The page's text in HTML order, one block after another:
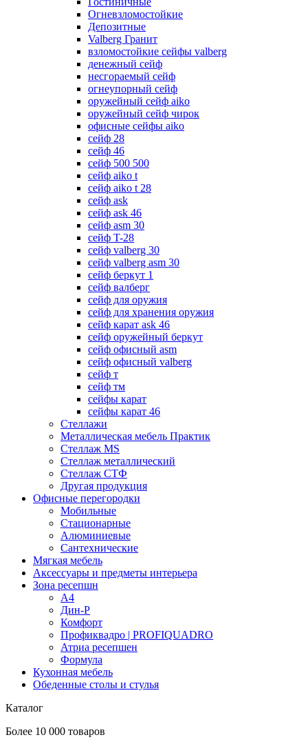
Огневзломостойкие
Депозитные
Valberg Гранит
взломостойкие сейфы valberg
денежный сейф
несгораемый сейф
огнеупорный сейф
оружейный сейф aiko
оружейный сейф чирок
офисные сейфы aiko
сейф 28
сейф 46
сейф 500 500
сейф aiko t
сейф aiko t 28
сейф ask
сейф ask 46
сейф asm 30
сейф T-28
сейф valberg 30
сейф valberg asm 30
сейф беркут 1
сейф валберг
сейф для оружия
сейф для хранения оружия
сейф карат ask 46
сейф оружейный беркут
сейф офисный asm
сейф офисный valberg
сейф т
сейф тм
сейфы карат
сейфы карат 46
Стеллажи
Металлическая мебель Практик
Стеллаж MS
Стеллаж металлический
Стеллаж СТФ
Другая продукция
Офисные перегородки
Мобильные
Стационарные
Алюминиевые
Сантехнические
Мягкая мебель
Аксессуары и предметы интерьера
Зона ресепшн
А4
Дин-Р
Комфорт
Профиквадро | PROFIQUADRO
Атриа ресепшен
Формула
Кухонная мебель
Обеденные столы и стулья
Каталог
Более 10 000 товаров